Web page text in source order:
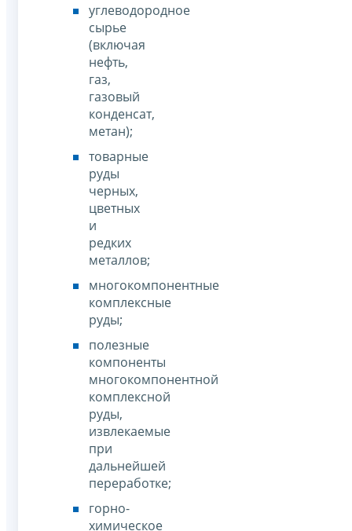
углеводородное
сырье
(включая
нефть,
газ,
газовый
конденсат,
метан);
товарные
руды
черных,
цветных
и
редких
металлов;
многокомпонентные
комплексные
руды;
полезные
компоненты
многокомпонентной
комплексной
руды,
извлекаемые
при
дальнейшей
переработке;
горно-
химическое